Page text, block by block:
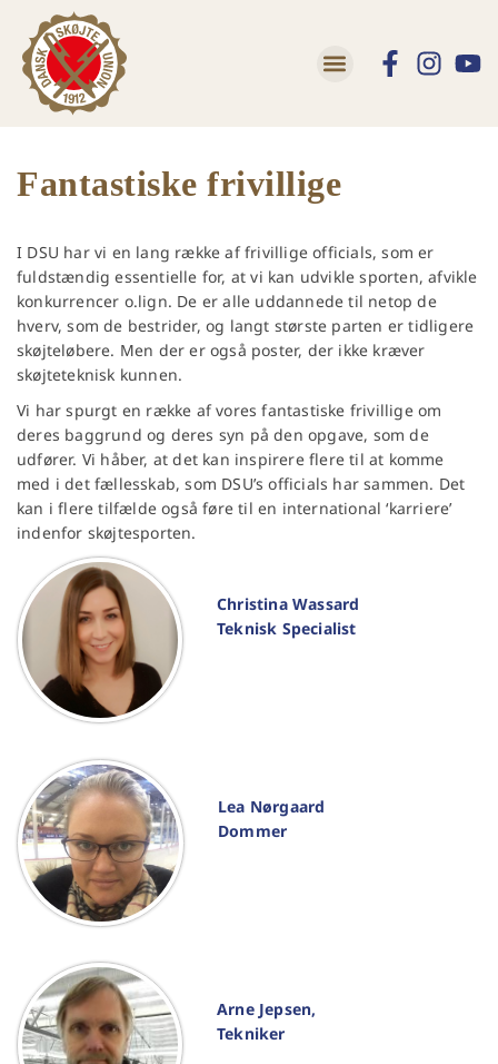
Fantastiske frivillige
I DSU har vi en lang række af frivillige officials, som er
fuldstændig essentielle for, at vi kan udvikle sporten, afvikle
konkurrencer o.lign. De er alle uddannede til netop de
hverv, som de bestrider, og langt største parten er tidligere
skøjteløbere. Men der er også poster, der ikke kræver
skøjteteknisk kunnen.
Vi har spurgt en række af vores fantastiske frivillige om
deres baggrund og deres syn på den opgave, som de
udfører. Vi håber, at det kan inspirere flere til at komme
med i det fællesskab, som DSU’s officials har sammen. Det
kan i flere tilfælde også føre til en international ‘karriere’
indenfor skøjtesporten.
Christina Wassard
Teknisk Specialist
Lea Nørgaard
Dommer
Arne Jepsen,
Tekniker